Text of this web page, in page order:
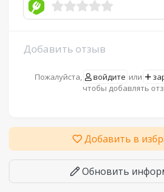
Добавить отзыв
Пожалуйста, войдите или
чтобы добавлять
Добавить в
Обновить